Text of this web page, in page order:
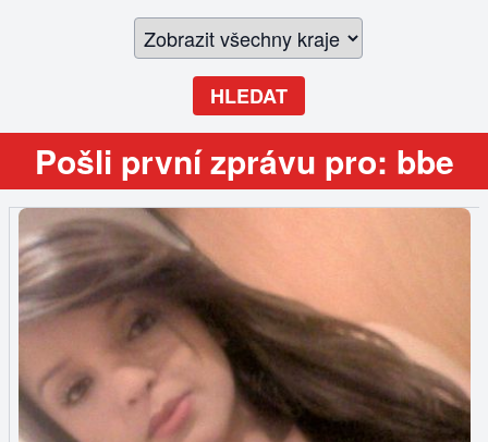
HLEDAT
Pošli první zprávu pro: bbe